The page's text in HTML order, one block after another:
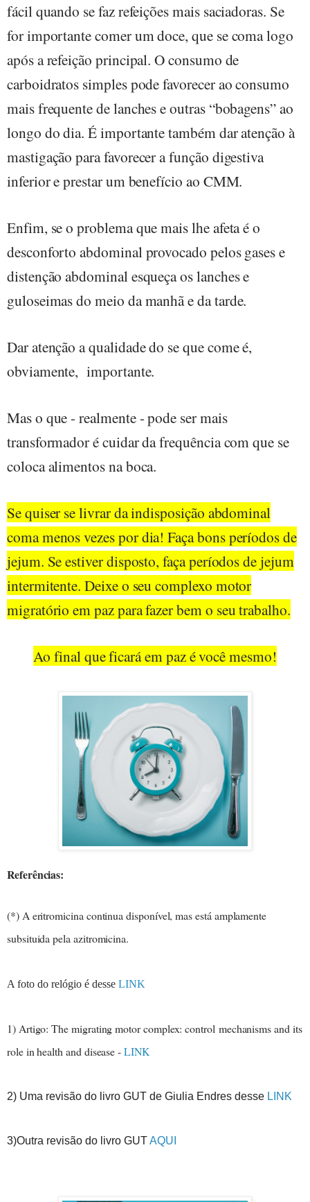
fácil quando se faz refeições mais saciadoras. Se
for importante comer um doce, que se coma logo
após a refeição principal. O consumo de
carboidratos simples pode favorecer ao consumo
mais frequente de lanches e outras “bobagens” ao
longo do dia. É importante também dar atenção à
mastigação para favorecer a função digestiva
inferior e prestar um benefício ao CMM.
Enfim, se o problema que mais lhe afeta é o
desconforto abdominal provocado pelos gases e
distenção abdominal esqueça os lanches e
guloseimas do meio da manhã e da tarde.
Dar atenção a qualidade do se que come é,
obviamente, importante.
Mas o que - realmente - pode ser mais
transformador é cuidar da frequência com que se
coloca alimentos na boca.
Se quiser se livrar da indisposição abdominal
coma menos vezes por dia! Faça bons períodos de
jejum. Se estiver disposto, faça períodos de jejum
intermitente. Deixe o seu complexo motor
migratório em paz para fazer bem o seu trabalho.
Ao final que ficará em paz é você mesmo!
Referências:
(*) A eritromicina continua disponível, mas está amplamente
subsituida pela azitromicina.
A foto do relógio é desse LINK
1) Artigo: The migrating motor complex: control mechanisms and its
role in health and disease -LINK
2) Uma revisão do livro GUT de Giulia Endres desse LINK
3)Outra revisão do livro GUTAQUI